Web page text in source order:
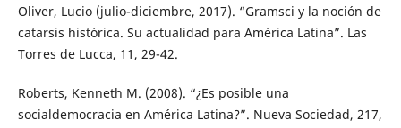
Oliver, Lucio (julio-diciembre, 2017). “Gramsci y la noción de
catarsis histórica. Su actualidad para América Latina”. Las
Torres de Lucca, 11, 29-42.
Roberts, Kenneth M. (2008). “¿Es posible una
socialdemocracia en América Latina?”. Nueva Sociedad, 217,